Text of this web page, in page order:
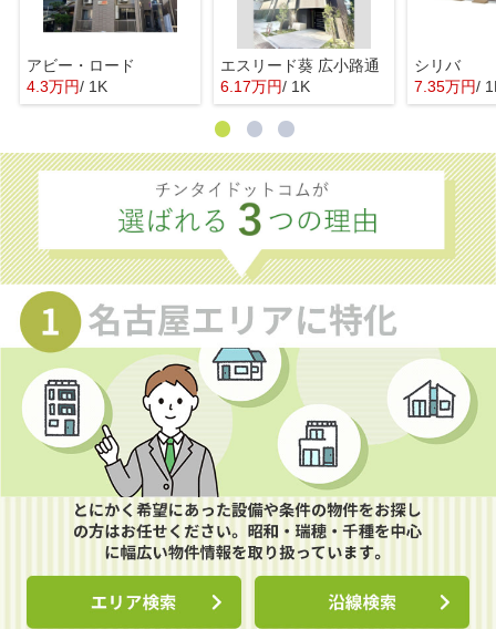
アビー・ロード
4.3万円/ 1K
エスリード葵 広小路通
6.17万円/ 1K
シリバ
7.35万円/